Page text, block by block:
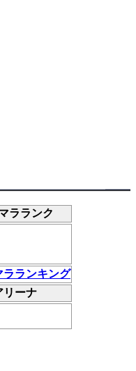
ラランク
ランキング
リーナ